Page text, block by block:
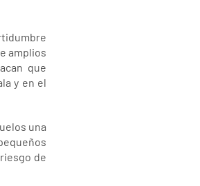
amplios
que
y en el
una
de